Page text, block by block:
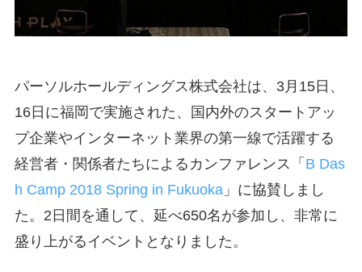
パーソルホールディングス株式会社は、3月15日、
16日に福岡で実施された、国内外のスタートアッ
プ企業やインターネット業界の第一線で活躍する
経営者・関係者たちによるカンファレンス「 B Das
h Camp 2018 Spring in Fukuoka 」に協賛しまし
た。2日間を通して、延べ650名が参加し、非常に
盛り上がるイベントとなりました。